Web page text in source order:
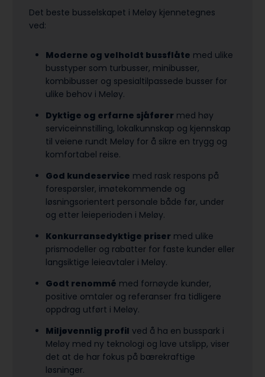
Det beste busselskapet i Meløy kjennetegnes
ved:
Moderne og velholdt bussflåte med ulike
busstyper som turbusser, minibusser,
kombibusser og spesialtilpassede busser for
ulike behov i Meløy.
Dyktige og erfarne sjåfører med høy
serviceinnstilling, lokalkunnskap og kjennskap
til veiene rundt Meløy for å sikre en trygg og
komfortabel reise.
God kundeservice med rask respons på
forespørsler, imøtekommende og
løsningsorientert personale både før, under
og etter leieperioden i Meløy.
Konkurransedyktige priser med ulike
prismodeller og rabatter for faste kunder eller
langsiktige leieavtaler i Meløy.
Godt renommé med fornøyde kunder,
positive omtaler og referanser fra tidligere
oppdrag utført i Meløy.
Miljøvennlig profil ved å ha en busspark i
Meløy med ny teknologi og lave utslipp, viser
det at de har fokus på bærekraftige
løsninger.